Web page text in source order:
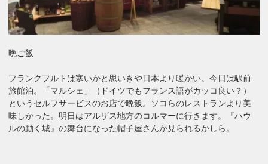
晩ご飯
フランクフルトは寒いかと思いきや日本より暖かい。今日は駅前
旅館泊。「マルシェ」（ドイツでもフランス語がカッコ良い？）
というセルフサービスのお店で晩飯。ソコらのレストランより美
味しかった。明日はアルザス地方のコルマーに行きます。『ハウ
ルの動く城』の舞台になった帽子屋さんが見られるかしら。